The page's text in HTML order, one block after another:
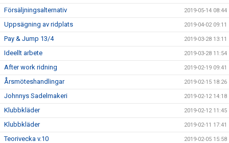
Försäljningsalternativ 2019-05-14 08:44
Uppsägning av ridplats 2019-04-02 09:11
Pay & Jump 13/4 2019-03-28 13:11
Ideellt arbete 2019-03-28 11:54
After work ridning 2019-02-19 09:41
Årsmöteshandlingar 2019-02-15 18:26
Johnnys Sadelmakeri 2019-02-12 14:18
Klubbkläder 2019-02-12 11:45
Klubbkläder 2019-02-11 17:41
Teorivecka v.10 2019-02-05 15:58